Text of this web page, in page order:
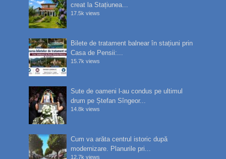
creat la Stațiunea...
17.5k views
Bilete de tratament balnear în stațiuni prin
Casa de Pensii:...
15.7k views
Sute de oameni l-au condus pe ultimul
drum pe Ștefan Sîngeor...
14.8k views
Cum va arăta centrul istoric după
modernizare. Planurile pri...
12.7k views